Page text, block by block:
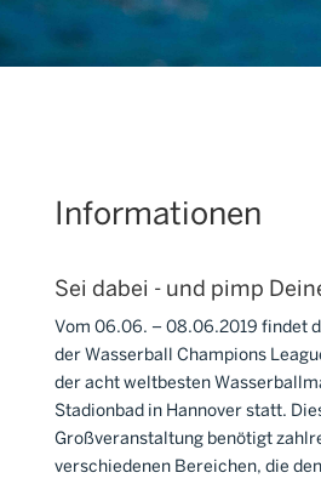
Informationen
Sei dabei - und pimp
Vom 06.06. – 08.06.2019 findet
der Wasserball Champions
der acht weltbesten
Stadionbad in Hannover statt.
Großveranstaltung benötigt
verschiedenen Bereichen, die